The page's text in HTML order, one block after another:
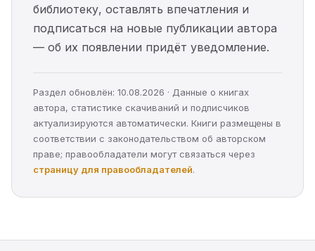
библиотеку, оставлять впечатления и
подписаться на новые публикации автора
— об их появлении придёт уведомление.
Раздел обновлён: 10.08.2026 · Данные о книгах
автора, статистике скачиваний и подписчиков
актуализируются автоматически. Книги размещены в
соответствии с законодательством об авторском
праве; правообладатели могут связаться через
страницу для правообладателей.